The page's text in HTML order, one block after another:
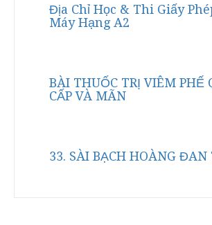
Địa Chỉ Học & Thi Giấy
Máy Hạng A2
BÀI THUỐC TRỊ VIÊM PHẾ
CẤP VÀ MÃN
33. SÀI BẠCH HOÀNG ĐAN